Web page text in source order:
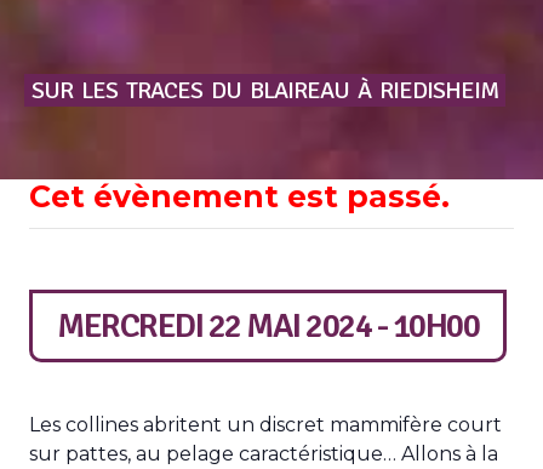
SUR LES TRACES DU BLAIREAU À RIEDISHEIM
Cet évènement est passé.
MERCREDI 22 MAI 2024 - 10H00
Les collines abritent un discret mammifère court
sur pattes, au pelage caractéristique… Allons à la